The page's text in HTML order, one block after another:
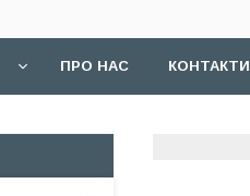
ПРО НАС КОНТАКТИ